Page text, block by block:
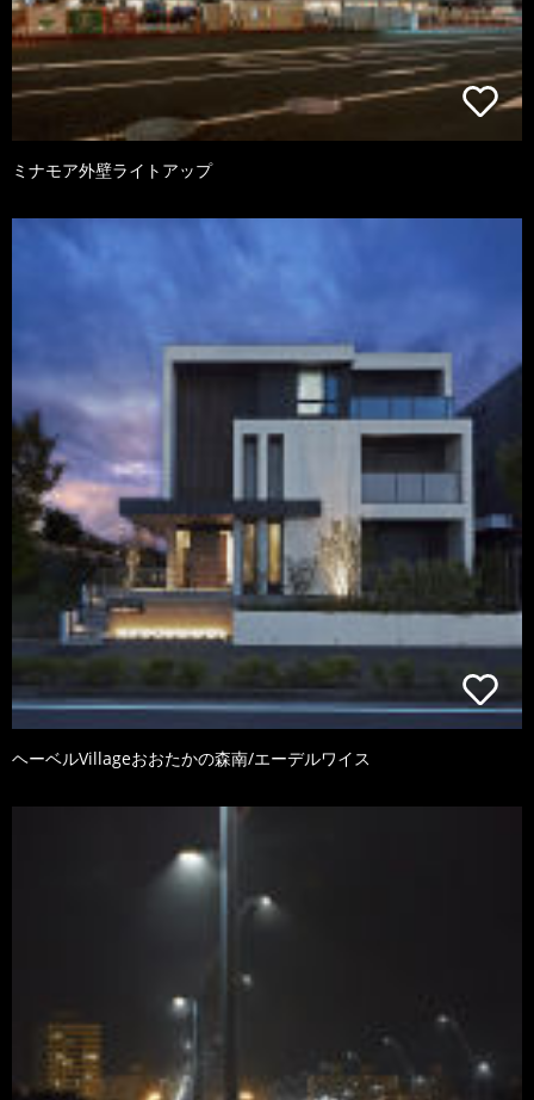
ミナモア外壁ライトアップ
ヘーベルVillageおおたかの森南/エーデルワイス